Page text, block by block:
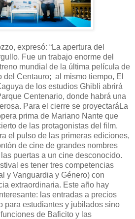
expresó: “La apertura del
Fue un trabajo enorme del
mundial de la última película de
del Centauro; al mismo tiempo, El
de los estudios Ghibli abrirá
Centenario, donde habrá una
Para el cierre se proyectaráLa
prima de Mariano Nante que
de las protagonistas del film.
el pulso de las primeras ediciones,
de cine de grandes nombres
puertas a un cine desconocido.
es tener tres competencias
y Vanguardia y Género) con
extraordinaria. Este año hay
las entradas a precios
para estudiantes y jubilados sino
de Baficito y las